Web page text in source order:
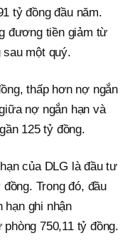
tỷ đồng đầu năm.
đương tiền giảm từ
sau một quý.
thấp hơn nợ ngắn
nợ ngắn hạn và
125 tỷ đồng.
của DLG là đầu tư
Trong đó, đầu
hạn ghi nhận
750,11 tỷ đồng.